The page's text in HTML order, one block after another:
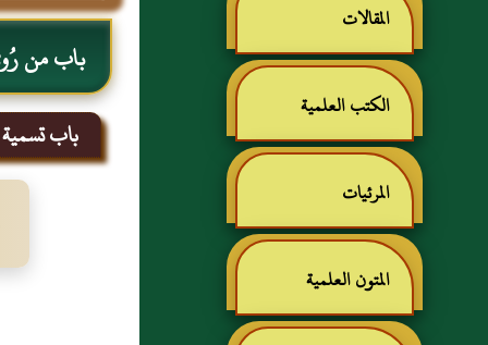
المقالات
الكتب العلمية
المرئيات
المتون العلمية
باب من
باب